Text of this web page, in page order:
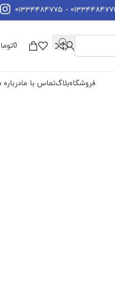
- ۰۱۳۳۴۴۸۴۷۷۵
0
فروشگاهبلاگتماس با مادرباره